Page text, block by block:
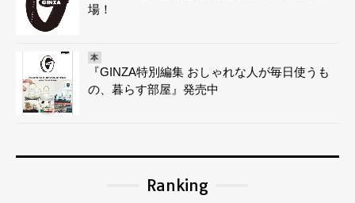
場！
本
『GINZA特別編集 おしゃれな人が毎日使うも
の、暮らす部屋』発売中
Ranking